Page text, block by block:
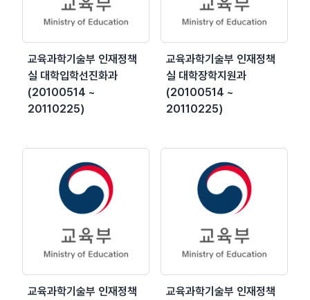
교육과학기술부 인재정책
실 대학입학선진화과
(20100514 ~
20110225)
교육과학기술부 인재정책
실 대학장학지원과
(20100514 ~
20110225)
교육과학기술부 인재정책
교육과학기술부 인재정책